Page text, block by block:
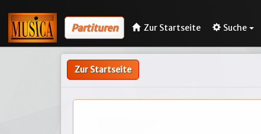
Partituren Zur Startseite Suche
Zur Startseite